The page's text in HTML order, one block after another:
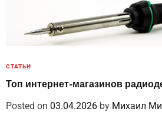
СТАТЬИ
Топ интернет-магазинов
Posted on 03.04.2026 by Михаил